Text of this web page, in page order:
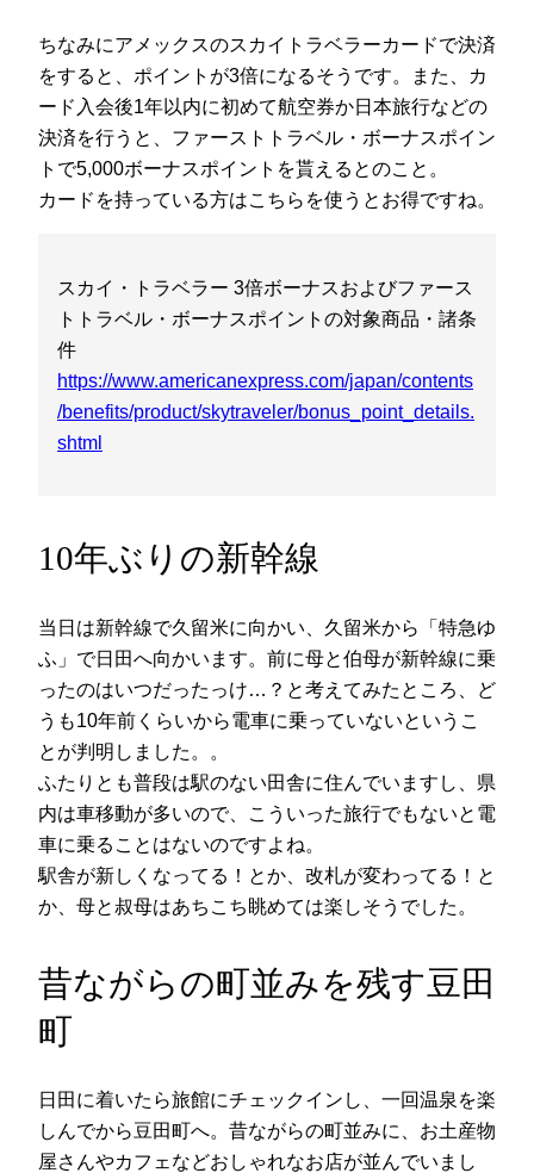
ちなみにアメックスのスカイトラベラーカードで決済
をすると、ポイントが3倍になるそうです。また、カ
ード入会後1年以内に初めて航空券か日本旅行などの
決済を行うと、ファーストトラベル・ボーナスポイン
トで5,000ボーナスポイントを貰えるとのこと。
カードを持っている方はこちらを使うとお得ですね。
スカイ・トラベラー 3倍ボーナスおよびファース
トトラベル・ボーナスポイントの対象商品・諸条
件
https://www.americanexpress.com/japan/contents
/benefits/product/skytraveler/bonus_point_details.
shtml
10年ぶりの新幹線
当日は新幹線で久留米に向かい、久留米から「特急ゆ
ふ」で日田へ向かいます。前に母と伯母が新幹線に乗
ったのはいつだったっけ…？と考えてみたところ、ど
うも10年前くらいから電車に乗っていないというこ
とが判明しました。。
ふたりとも普段は駅のない田舎に住んでいますし、県
内は車移動が多いので、こういった旅行でもないと電
車に乗ることはないのですよね。
駅舎が新しくなってる！とか、改札が変わってる！と
か、母と叔母はあちこち眺めては楽しそうでした。
昔ながらの町並みを残す豆田
町
日田に着いたら旅館にチェックインし、一回温泉を楽
しんでから豆田町へ。昔ながらの町並みに、お土産物
屋さんやカフェなどおしゃれなお店が並んでいまし